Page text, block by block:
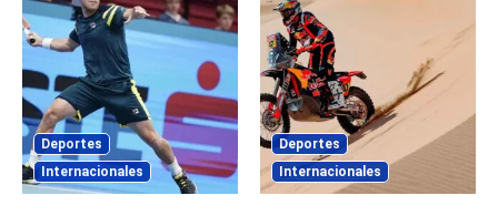
Deportes
Internacionales
Deportes
Internacionales